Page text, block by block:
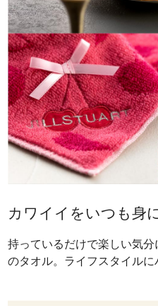
カワイイをいつも身
持っているだけで楽しい気
のタオル。ライフスタイルに